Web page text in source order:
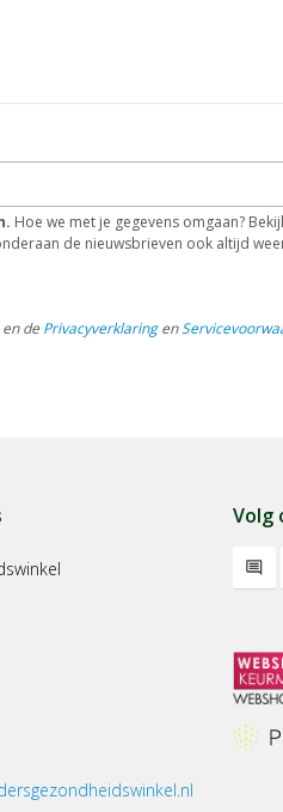
Hoe we met je gegevens omgaan?
de nieuwsbrieven ook altijd
de Privacyverklaringen
Volg